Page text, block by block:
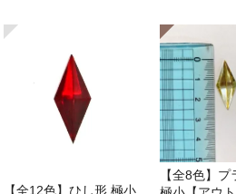
【全12色】ひし形 極小
【全8色】